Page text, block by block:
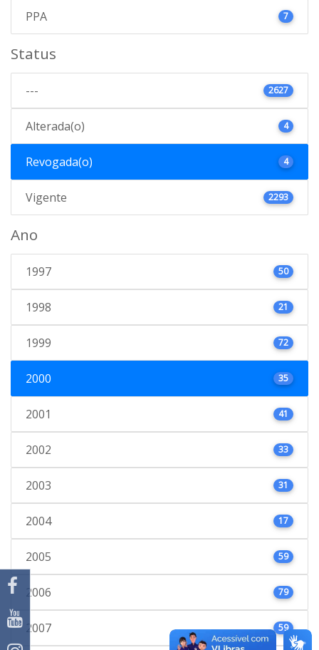
PPA 7
Status
--- 2627
Alterada(o) 4
Revogada(o) 4
Vigente 2293
Ano
1997 50
1998 21
1999 72
2000 35
2001 41
2002 33
2003 31
2004 17
2005 59
2006 79
2007 59